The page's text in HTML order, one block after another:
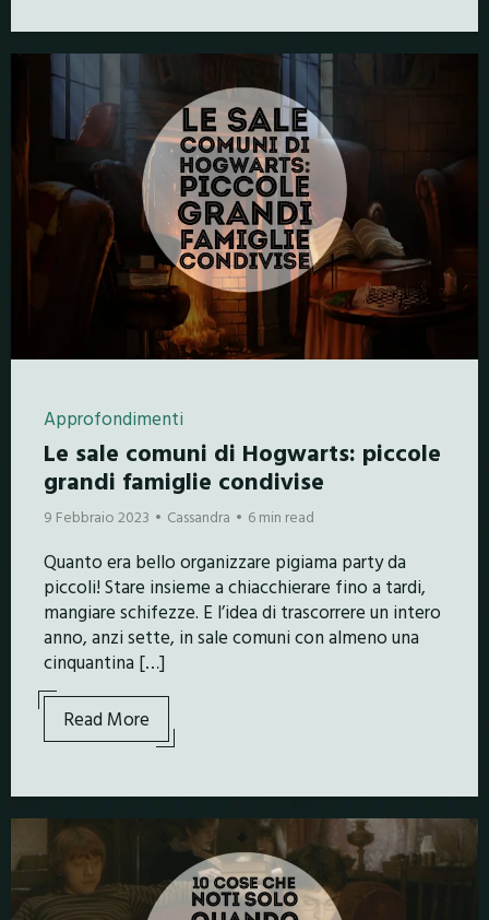
Approfondimenti
Le sale comuni di Hogwarts: piccole
grandi famiglie condivise
9 Febbraio 2023 Cassandra 6 min read
Quanto era bello organizzare pigiama party da
piccoli! Stare insieme a chiacchierare fino a tardi,
mangiare schifezze. E l’idea di trascorrere un intero
anno, anzi sette, in sale comuni con almeno una
cinquantina […]
Read More